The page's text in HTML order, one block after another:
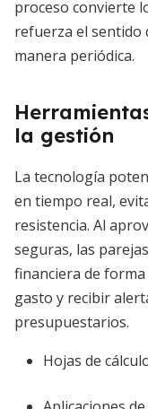
proceso convierte
refuerza el sentido
manera periódica.
la gestión
La tecnología
en tiempo real,
resistencia. Al
seguras, las
financiera de
gasto y recibir
presupuestarios.
Hojas de